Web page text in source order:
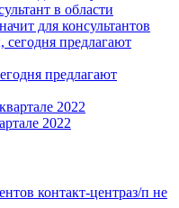
в области
для консультантов
предлагают
2022
контакт-центраз/п не